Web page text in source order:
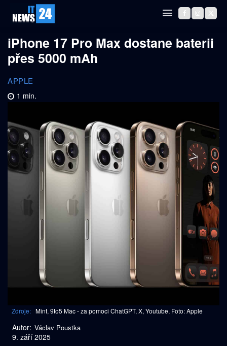
iPhone 17 Pro Max dostane baterii
přes 5000 mAh
APPLE
1 min.
Zdroje: Mint, 9to5 Mac - za pomoci ChatGPT, X, Youtube, Foto: Apple
Autor: Václav Poustka
9. září 2025